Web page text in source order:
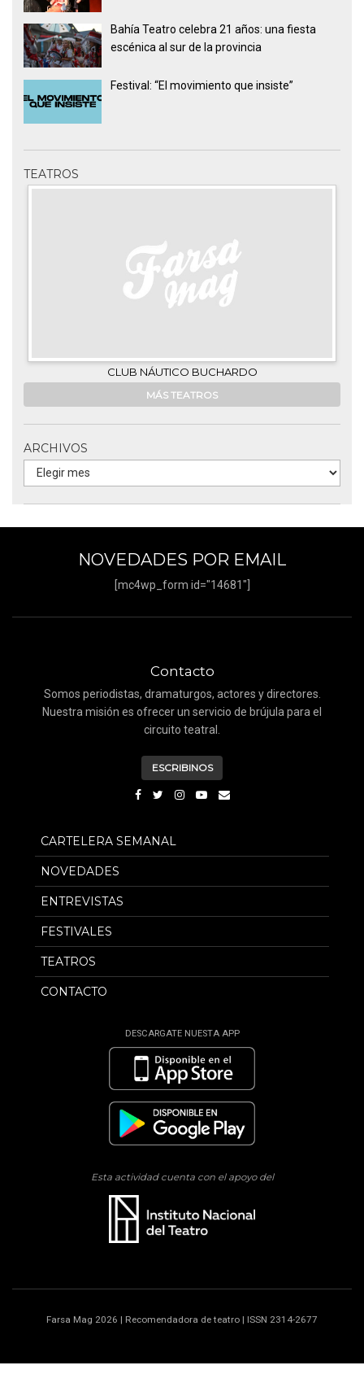
Bahía Teatro celebra 21 años: una fiesta
escénica al sur de la provincia
Festival: “El movimiento que insiste”
TEATROS
CLUB NÁUTICO BUCHARDO
MÁS TEATROS
ARCHIVOS
NOVEDADES POR EMAIL
[mc4wp_form id="14681"]
Contacto
Somos periodistas, dramaturgos, actores y directores.
Nuestra misión es ofrecer un servicio de brújula para el
circuito teatral.
ESCRIBINOS
CARTELERA SEMANAL
NOVEDADES
ENTREVISTAS
FESTIVALES
TEATROS
CONTACTO
DESCARGATE NUESTA APP
Esta actividad cuenta con el apoyo del
Farsa Mag 2026 | Recomendadora de teatro | ISSN 2314-2677